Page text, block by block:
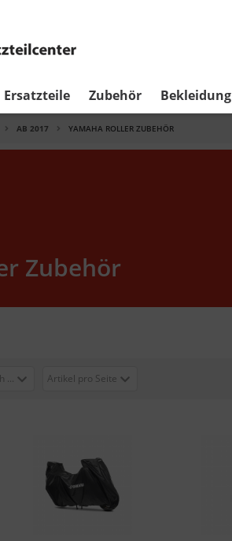
Ersatzteile Zubehör Bekleidung
AB 2017 YAMAHA ROLLER ZUBEHÖR
Zubehör
... Artikel pro Seite